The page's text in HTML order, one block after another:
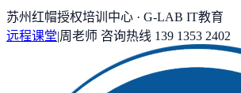
苏州红帽授权培训中心 · G-LAB IT教育
远程课堂|周老师 咨询热线 139 1353 2402